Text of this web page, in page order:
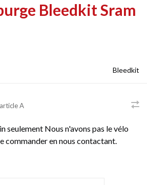
Bleedkit Sram
Bleedkit
A
seulement Nous n'avons pas le vélo
commander en nous contactant.